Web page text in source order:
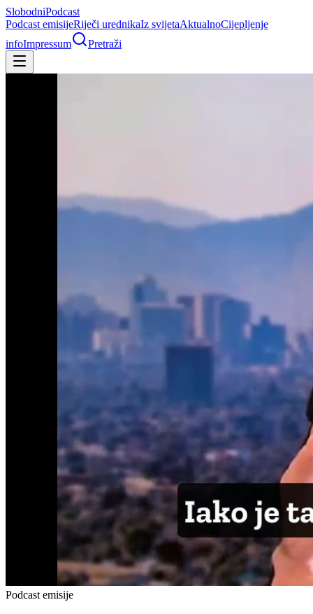
SlobodniPodcast
Podcast emisijeRiječi urednikaIz svijetaAktualnoCijepljenje
infoImpressum Pretraži
Podcast emisije